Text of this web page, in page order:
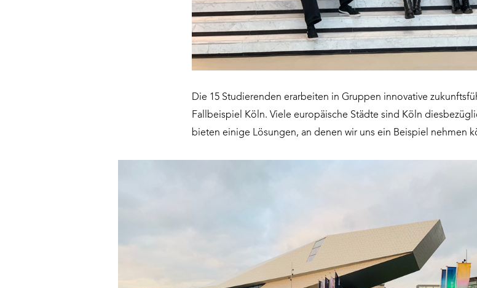
Die 15 Studierenden erarbeiten in Gruppen innovative
Fallbeispiel Köln. Viele europäische Städte sind Köln
bieten einige Lösungen, an denen wir uns ein Beispiel nehmen